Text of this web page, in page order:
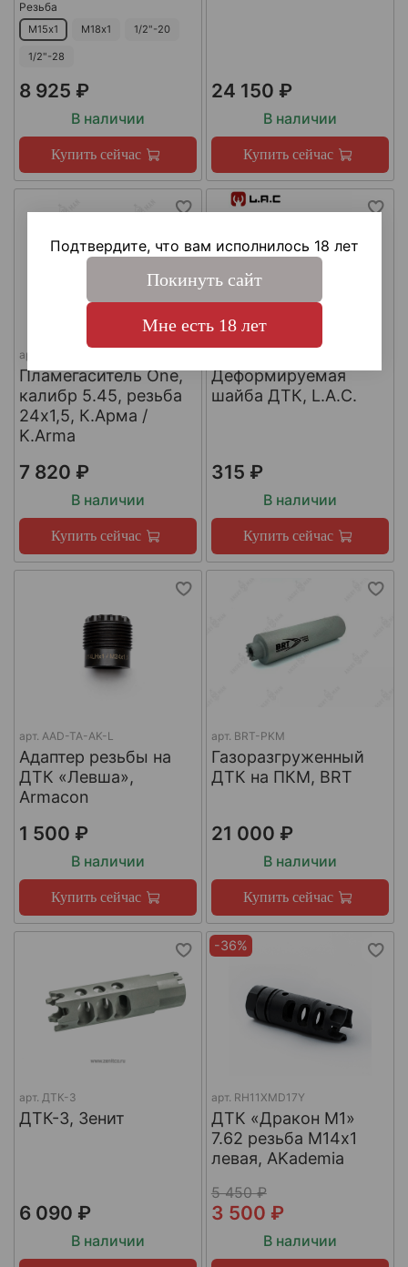
Резьба
М15х1 М18х1 1/2"-20
1/2"-28
8 925 ₽
В наличии
Купить сейчас
24 150 ₽
В наличии
Купить сейчас
арт.
Пламегаситель One,
калибр 5.45, резьба
24х1,5, К.Арма /
K.Arma
7 820 ₽
В наличии
Купить сейчас
Деформируемая
шайба ДТК, L.A.C.
315 ₽
В наличии
Купить сейчас
арт. AAD-TA-AK-L
Адаптер резьбы на
ДТК «Левша»,
Armacon
1 500 ₽
В наличии
Купить сейчас
арт. BRT-PKM
Газоразгруженный
ДТК на ПКМ, BRT
21 000 ₽
В наличии
Купить сейчас
арт. ДТК-3
ДТК-3, Зенит
6 090 ₽
В наличии
-36%
арт. RH11XMD17Y
ДТК «Дракон М1»
7.62 резьба М14х1
левая, AKademia
5 450 ₽
3 500 ₽
В наличии
Подтвердите, что вам исполнилось 18 лет
Покинуть сайт
Мне есть 18 лет